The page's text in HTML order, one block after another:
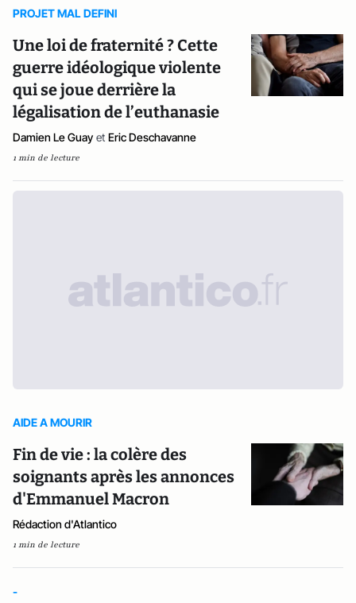
PROJET MAL DEFINI
Une loi de fraternité ? Cette
guerre idéologique violente
qui se joue derrière la
légalisation de l’euthanasie
Damien Le Guay et Eric Deschavanne
1 min de lecture
AIDE A MOURIR
Fin de vie : la colère des
soignants après les annonces
d'Emmanuel Macron
Rédaction d'Atlantico
1 min de lecture
-